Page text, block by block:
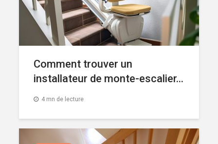
Comment trouver un
installateur de monte-escalier...
4 mn de lecture